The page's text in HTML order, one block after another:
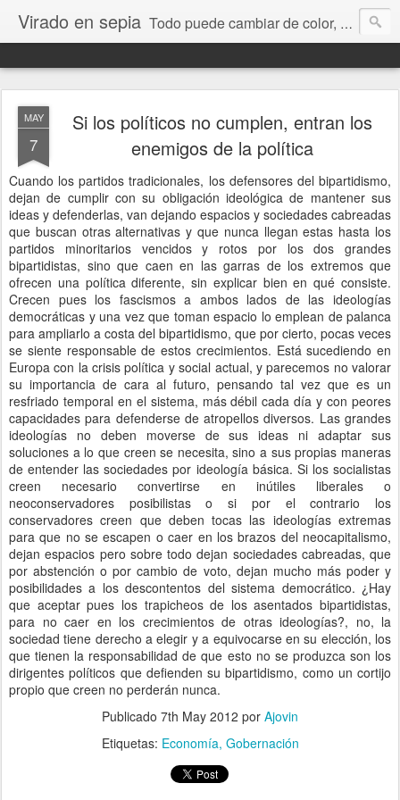
Virado en sepia Todo puede cambiar de color, depende de nosotros y de nuestra capacidad para aprender a mirar. Hablamos de sociedad, economía, empresa, política, RRHH, formación. De Historia reciente, de educación y de temas sociales.
MAY
7
Si los políticos no cumplen, entran los
enemigos de la política
Cuando los partidos tradicionales, los defensores del bipartidismo,
dejan de cumplir con su obligación ideológica de mantener sus
ideas y defenderlas, van dejando espacios y sociedades cabreadas
que buscan otras alternativas y que nunca llegan estas hasta los
partidos minoritarios vencidos y rotos por los dos grandes
bipartidistas, sino que caen en las garras de los extremos que
ofrecen una política diferente, sin explicar bien en qué consiste.
Crecen pues los fascismos a ambos lados de las ideologías
democráticas y una vez que toman espacio lo emplean de palanca
para ampliarlo a costa del bipartidismo, que por cierto, pocas veces
se siente responsable de estos crecimientos. Está sucediendo en
Europa con la crisis política y social actual, y parecemos no valorar
su importancia de cara al futuro, pensando tal vez que es un
resfriado temporal en el sistema, más débil cada día y con peores
capacidades para defenderse de atropellos diversos. Las grandes
ideologías no deben moverse de sus ideas ni adaptar sus
soluciones a lo que creen se necesita, sino a sus propias maneras
de entender las sociedades por ideología básica. Si los socialistas
creen necesario convertirse en inútiles liberales o
neoconservadores posibilistas o si por el contrario los
conservadores creen que deben tocas las ideologías extremas
para que no se escapen o caer en los brazos del neocapitalismo,
dejan espacios pero sobre todo dejan sociedades cabreadas, que
por abstención o por cambio de voto, dejan mucho más poder y
posibilidades a los descontentos del sistema democrático. ¿Hay
que aceptar pues los trapicheos de los asentados bipartidistas,
para no caer en los crecimientos de otras ideologías?, no, la
sociedad tiene derecho a elegir y a equivocarse en su elección, los
que tienen la responsabilidad de que esto no se produzca son los
dirigentes políticos que defienden su bipartidismo, como un cortijo
propio que creen no perderán nunca.
Publicado 7th May 2012 por Ajovin
Etiquetas: Economía Gobernación